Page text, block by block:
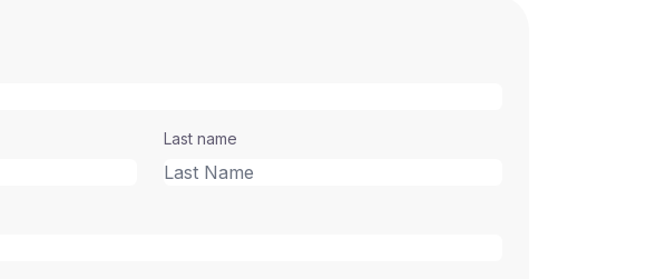
Last name